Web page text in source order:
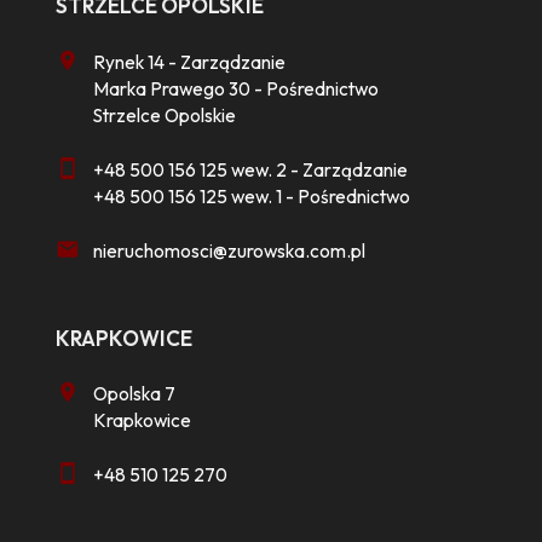
STRZELCE OPOLSKIE
Rynek 14 - Zarządzanie
Marka Prawego 30 - Pośrednictwo
Strzelce Opolskie
+48 500 156 125 wew. 2 - Zarządzanie
+48 500 156 125 wew. 1 - Pośrednictwo
nieruchomosci@zurowska.com.pl
KRAPKOWICE
Opolska 7
Krapkowice
+48 510 125 270